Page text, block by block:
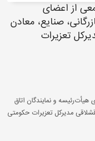
از اعضای
صنایع، معادن
تعزیرات
و نمایندگان اتاق
قشلاقی مدیرکل تعزیرات حکومتی